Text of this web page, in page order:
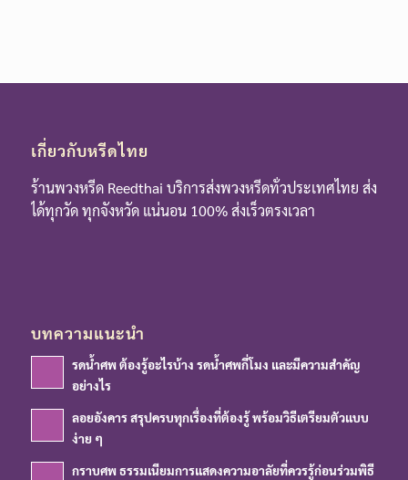
เกี่ยวกับหรีดไทย
ร้านพวงหรีด Reedthai บริการส่งพวงหรีดทั่วประเทศไทย ส่ง
ได้ทุกวัด ทุกจังหวัด แน่นอน 100% ส่งเร็วตรงเวลา
บทความแนะนำ
รดน้ำศพ ต้องรู้อะไรบ้าง รดน้ำศพกี่โมง และมีความสำคัญ
อย่างไร
ลอยอังคาร สรุปครบทุกเรื่องที่ต้องรู้ พร้อมวิธีเตรียมตัวแบบ
ง่าย ๆ
กราบศพ ธรรมเนียมการแสดงความอาลัยที่ควรรู้ก่อนร่วมพิธี